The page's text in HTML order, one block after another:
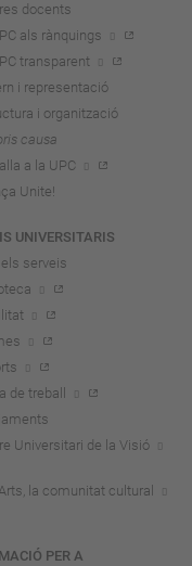
docents
als rànquings
transparent
i representació
i organització
causa
a la UPC
Unite!
UNIVERSITARIS
serveis
de treball
Universitari de la Visió
la comunitat cultural
PER A